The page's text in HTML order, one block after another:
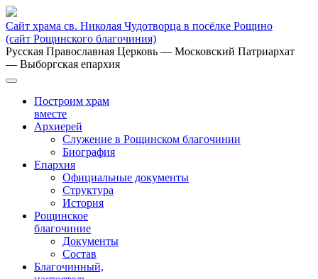
Сайт храма св. Николая Чудотворца в посёлке Рощино
(сайт Рощинского благочиния)
Русская Православная Церковь — Московский Патриархат
— Выборгская епархия
Построим храм
вместе
Архиерей
Служение в Рощинском благочинии
Биография
Епархия
Официальные документы
Структура
История
Рощинское
благочиние
Документы
Состав
Благочинный,